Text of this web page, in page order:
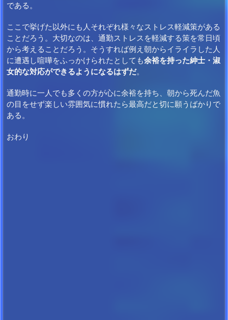
である。
ここで挙げた以外にも人それぞれ様々なストレス軽減策がある
ことだろう。大切なのは、通勤ストレスを軽減する策を常日頃
から考えることだろう。そうすれば例え朝からイライラした人
に遭遇し喧嘩をふっかけられたとしても余裕を持った紳士・淑
女的な対応ができるようになるはずだ。
通勤時に一人でも多くの方が心に余裕を持ち、朝から死んだ魚
の目をせず楽しい雰囲気に慣れたら最高だと切に願うばかりで
ある。
おわり